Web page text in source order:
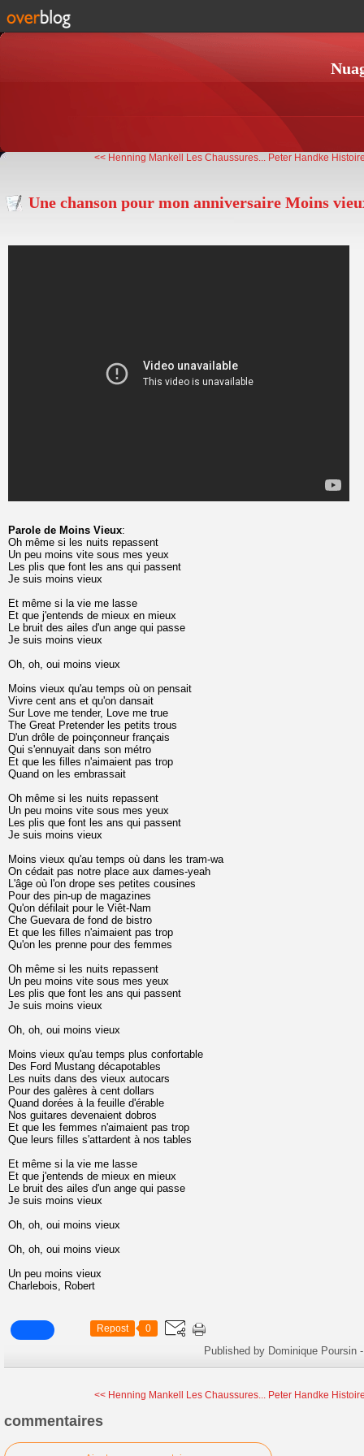
<< Henning Mankell Les Chaussures... Peter Handke
Une chanson pour mon anniversaire Moins
Parole de Moins Vieux:
Oh même si les nuits repassent
Un peu moins vite sous mes yeux
Les plis que font les ans qui passent
Je suis moins vieux
Et même si la vie me lasse
Et que j'entends de mieux en mieux
Le bruit des ailes d'un ange qui passe
Je suis moins vieux
Oh, oh, oui moins vieux
Moins vieux qu'au temps où on pensait
Vivre cent ans et qu'on dansait
Sur Love me tender, Love me true
The Great Pretender les petits trous
D'un drôle de poinçonneur français
Qui s'ennuyait dans son métro
Et que les filles n'aimaient pas trop
Quand on les embrassait
Oh même si les nuits repassent
Un peu moins vite sous mes yeux
Les plis que font les ans qui passent
Je suis moins vieux
Moins vieux qu'au temps où dans les tram-wa
On cédait pas notre place aux dames-yeah
L'âge où l'on drope ses petites cousines
Pour des pin-up de magazines
Qu'on défilait pour le Viêt-Nam
Che Guevara de fond de bistro
Et que les filles n'aimaient pas trop
Qu'on les prenne pour des femmes
Oh même si les nuits repassent
Un peu moins vite sous mes yeux
Les plis que font les ans qui passent
Je suis moins vieux
Oh, oh, oui moins vieux
Moins vieux qu'au temps plus confortable
Des Ford Mustang décapotables
Les nuits dans des vieux autocars
Pour des galères à cent dollars
Quand dorées à la feuille d'érable
Nos guitares devenaient dobros
Et que les femmes n'aimaient pas trop
Que leurs filles s'attardent à nos tables
Et même si la vie me lasse
Et que j'entends de mieux en mieux
Le bruit des ailes d'un ange qui passe
Je suis moins vieux
Oh, oh, oui moins vieux
Oh, oh, oui moins vieux
Un peu moins vieux
Charlebois, Robert
Repost 0
Published by Dominique Poursin -
<< Henning Mankell Les Chaussures... Peter Handke
commentaires